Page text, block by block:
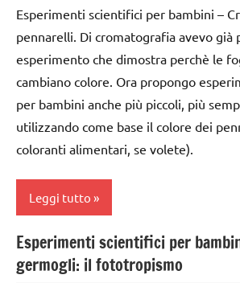
ESPERIMENTI
SCIENTIFICI
Festa
degli
alberi
FESTE
DELL'ANNO
giardinaggio
SCIENZE
scienze:
piante
a 3
anni
dai
3 ai
6
anni
dai
anni
SCIENTIFICI
LAVORETTI
Esperimenti scientifici per bambini –
pennarelli. Di cromatografia avevo già
esperimento che dimostra perchè le
cambiano colore. Ora propongo
per bambini anche più piccoli, più
utilizzando come base il colore dei
coloranti alimentari, se volete).
Leggi tutto
classe
1a
Esperimenti scientifici per
germogli: il fototropismo